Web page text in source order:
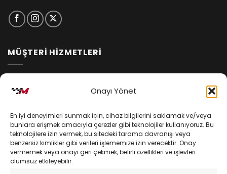
Onayı Yönet
En iyi deneyimleri sunmak için, cihaz bilgilerini saklamak ve/veya
bunlara erişmek amacıyla çerezler gibi teknolojiler kullanıyoruz. Bu
teknolojilere izin vermek, bu sitedeki tarama davranışı veya
benzersiz kimlikler gibi verileri işlememize izin verecektir. Onay
vermemek veya onayı geri çekmek, belirli özellikleri ve işlevleri
olumsuz etkileyebilir.
MÜŞTERİ HİZMETLERİ
Kişisel Verilerin Korunması
Mesafeli Satış Sözleşmesi